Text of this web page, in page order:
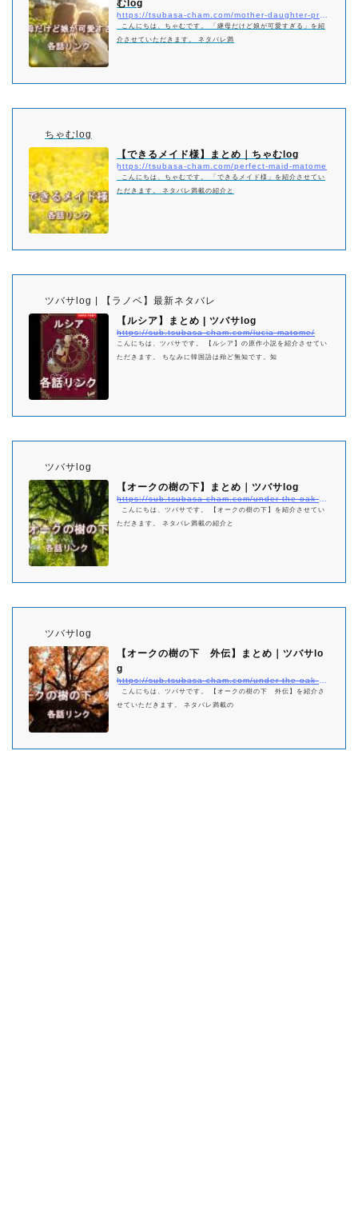
むlog
こんにちは、ちゃむです。 「継母だけど娘が可愛すぎる」を紹
介させていただきます。 ネタバレ満
ちゃむlog
【できるメイド様】まとめ｜ちゃむlog
https://tsubasa-cham.com/perfect-maid-matome
こんにちは、ちゃむです。 「できるメイド様」を紹介させてい
ただきます。 ネタバレ満載の紹介と
ツバサlog | 【ラノベ】最新ネタバレ
【ルシア】まとめ | ツバサlog
https://sub.tsubasa-cham.com/lucia-matome/
こんにちは、ツバサです。 【ルシア】の原作小説を紹介させてい
ただきます。 ちなみに韓国語は殆ど無知です。知
ツバサlog
【オークの樹の下】まとめ｜ツバサlog
こんにちは、ツバサです。 【オークの樹の下】を紹介させてい
ただきます。 ネタバレ満載の紹介と
ツバサlog
【オークの樹の下 外伝】まとめ｜ツバサlo
g
こんにちは、ツバサです。 【オークの樹の下 外伝】を紹介さ
せていただきます。 ネタバレ満載の